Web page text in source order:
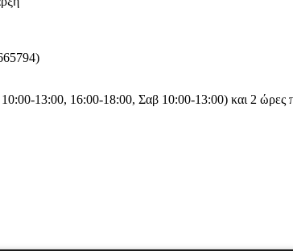
13:00, 16:00-18:00, Σαβ 10:00-13:00) και 2 ώρες